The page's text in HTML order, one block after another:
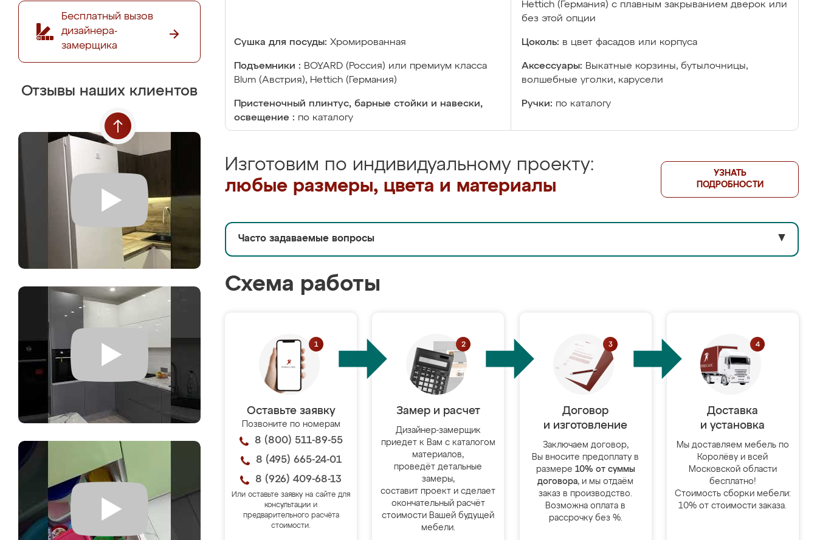
Бесплатный вызов
дизайнера-
замерщика
Отзывы наших клиентов
Hettich (Германия) с плавным закрыванием дверок или
без этой опции
Сушка для посуды: Хромированная Цоколь: в цвет фасадов или корпуса
Подъемники : BOYARD (Россия) или премиум класса
Blum (Австрия), Hettich (Германия)
Аксессуары: Выкатные корзины, бутылочницы,
волшебные уголки, карусели
Пристеночный плинтус, барные стойки и навески,
освещение : по каталогу
Ручки: по каталогу
Изготовим по индивидуальному проекту:
любые размеры, цвета и материалы
УЗНАТЬ
ПОДРОБНОСТИ
Часто задаваемые вопросы ▼
Схема работы
Оставьте заявку
Позвоните по номерам
8 (800) 511-89-55
8 (495) 665-24-01
8 (926) 409-68-13
Или оставьте заявку на сайте для
консультации и
предварительного расчёта
стоимости.
Замер и расчет
Дизайнер-замерщик
приедет к Вам с каталогом
материалов,
проведёт детальные
замеры,
составит проект и сделает
окончательный расчёт
стоимости Вашей будущей
мебели.
Договор
и изготовление
Заключаем договор,
Вы вносите предоплату в
размере 10% от суммы
договора, и мы отдаём
заказ в производство.
Возможна оплата в
рассрочку без %.
Доставка
и установка
Мы доставляем мебель по
Королёву и всей
Московской области
бесплатно!
Стоимость сборки мебели:
10% от стоимости заказа.